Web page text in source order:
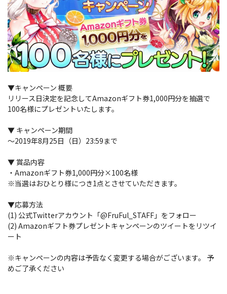
▼キャンペーン 概要
リリース日決定を記念してAmazonギフト券1,000円分を抽選で
100名様にプレゼントいたします。
▼ キャンペーン期間
～2019年8月25日（日）23:59まで
▼ 賞品内容
・Amazonギフト券1,000円分×100名様
※当選はおひとり様につき1点とさせていただきます。
▼応募方法
(1) 公式Twitterアカウント「@FruFul_STAFF」をフォロー
(2) Amazonギフト券プレゼントキャンペーンのツイートをリツイ
ート
※キャンペーンの内容は予告なく変更する場合がございます。 予
めご了承ください